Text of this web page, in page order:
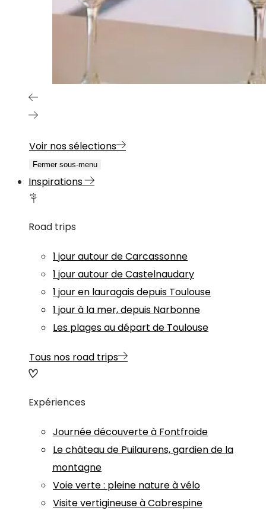
Voir nos sélections
Fermer sous-menu
Inspirations
Road trips
1 jour autour de Carcassonne
1 jour autour de Castelnaudary
1 jour en lauragais depuis Toulouse
1 jour à la mer, depuis Narbonne
Les plages au départ de Toulouse
Tous nos road trips
Expériences
Journée découverte à Fontfroide
Le château de Puilaurens, gardien de la
montagne
Voie verte : pleine nature à vélo
Visite vertigineuse à Cabrespine